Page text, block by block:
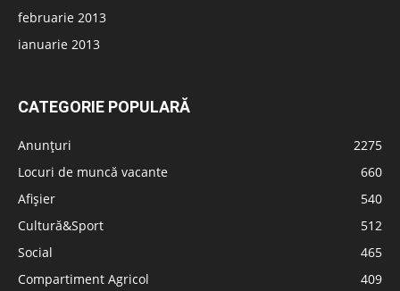
februarie 2013
ianuarie 2013
CATEGORIE POPULARĂ
Anunțuri
2275
Locuri de muncă vacante
660
Afișier
540
Cultură&Sport
512
Social
465
Compartiment Agricol
409